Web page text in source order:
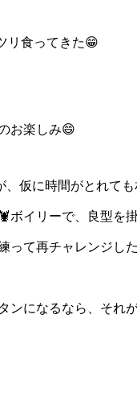
リ食ってきた😁
お楽しみ😄
仮に時間がとれて
ボイリーで、良型を
って再チャレンジし
ンになるなら、それ